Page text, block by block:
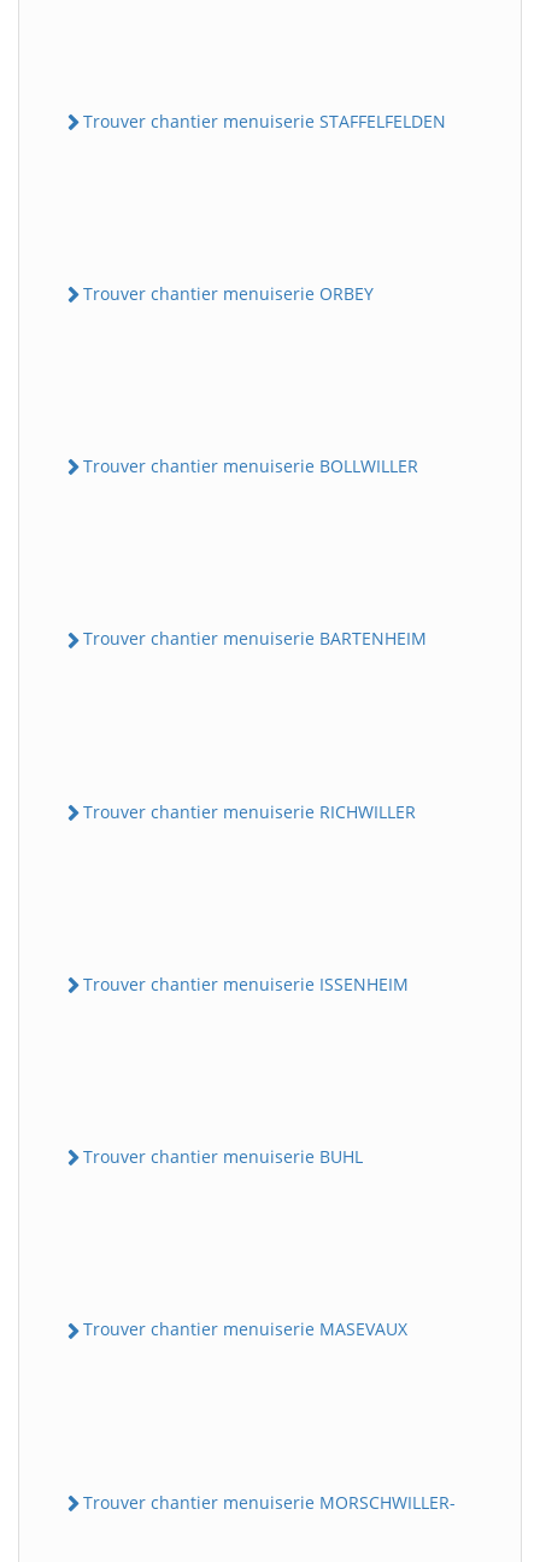
Trouver chantier menuiserie STAFFELFELDEN
Trouver chantier menuiserie ORBEY
Trouver chantier menuiserie BOLLWILLER
Trouver chantier menuiserie BARTENHEIM
Trouver chantier menuiserie RICHWILLER
Trouver chantier menuiserie ISSENHEIM
Trouver chantier menuiserie BUHL
Trouver chantier menuiserie MASEVAUX
Trouver chantier menuiserie MORSCHWILLER-